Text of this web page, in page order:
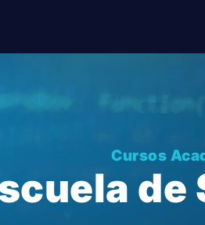
Cursos
de